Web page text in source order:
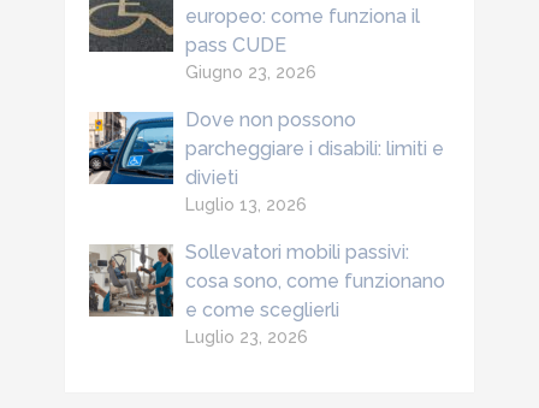
europeo: come funziona il
pass CUDE
Giugno 23, 2026
Dove non possono
parcheggiare i disabili: limiti e
divieti
Luglio 13, 2026
Sollevatori mobili passivi:
cosa sono, come funzionano
e come sceglierli
Luglio 23, 2026